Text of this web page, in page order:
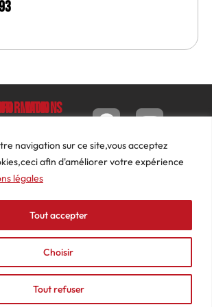
navigation sur ce site,vous acceptez
afin d'améliorer votre expérience
légales
Choisir
Tout refuser
Tout accepter
Conditions
générales
de ventes
Mentions
légales
Mon
Tableau
de bord
Commandes
Adresses
Détails
du
compte